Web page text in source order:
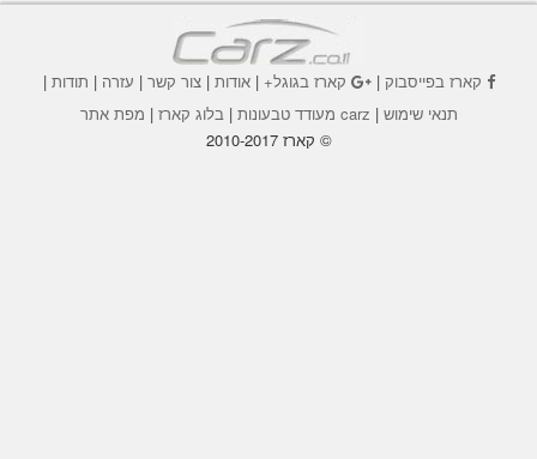
קארז בפייסבוק| קארז בגוגל+|אודות |צור קשר | עזרה | תודות |
תנאי שימוש | carz מעודד טבעונות |בלוג קארז | מפת אתר
© קארז 2010-2017